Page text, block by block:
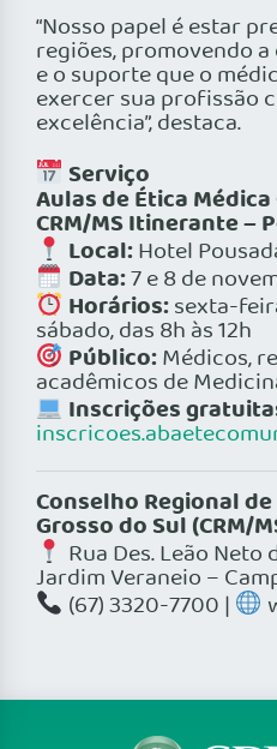
“Nosso papel é estar
regiões, promovendo
e o suporte que o
exercer sua profissão
excelência”, destaca.
Serviço
Aulas de Ética
CRM/MS Itinerante –
Local:Hotel
Data:7 e 8 de
Horários:sexta-
sábado, das 8h às 12h
Público:Médicos,
acadêmicos de
Inscrições
Conselho Regional
Grosso do Sul (CRM/
Rua Des. Leão Neto
Jardim Veraneio –
(67) 3320-7700 |